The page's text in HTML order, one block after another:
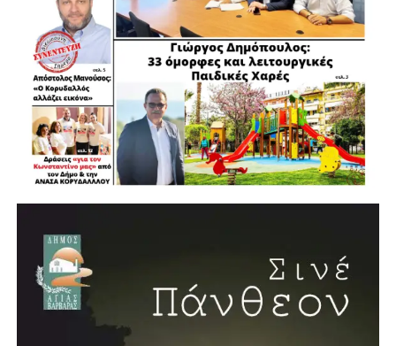
παραλάβαμε, τι προχωρήσαμε, τι αλλάζουμε και τι
δεσμευόμαστε να ολοκληρώσουμε, δίνοντας λόγο ακόμη
και για το τελευταίο ευρώ, αξιοποιώντας
αποτελεσματικά κάθε διαθέσιμο πόρο που
εξασφαλίζουμε», φέρνοντας ως παράδειγμα το ίδιο το
Ωδείο Αθηνών στο οποίο έγινε η εκδήλωση, το οποίο
ανακαινίστηκε και αναμορφώθηκε με χρηματοδότηση από
το Περιφερειακό Πρόγραμμα «Αττική 2021-2027».